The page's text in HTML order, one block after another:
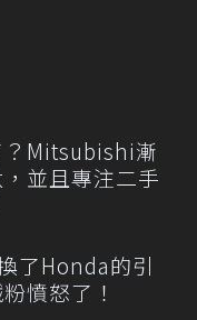
？Mitsubishi漸
並且專注二手
了Honda的引
憤怒了！